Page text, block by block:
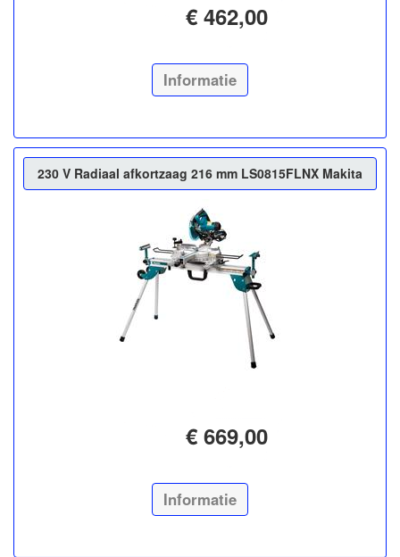
€ 462,00
Informatie
230 V Radiaal afkortzaag 216 mm LS0815FLNX Makita
€ 669,00
Informatie